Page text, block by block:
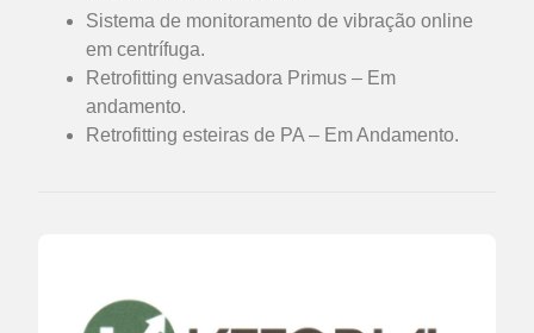
Sistema de monitoramento de vibração online
em centrífuga.
Retrofitting envasadora Primus – Em
andamento.
Retrofitting esteiras de PA – Em Andamento.